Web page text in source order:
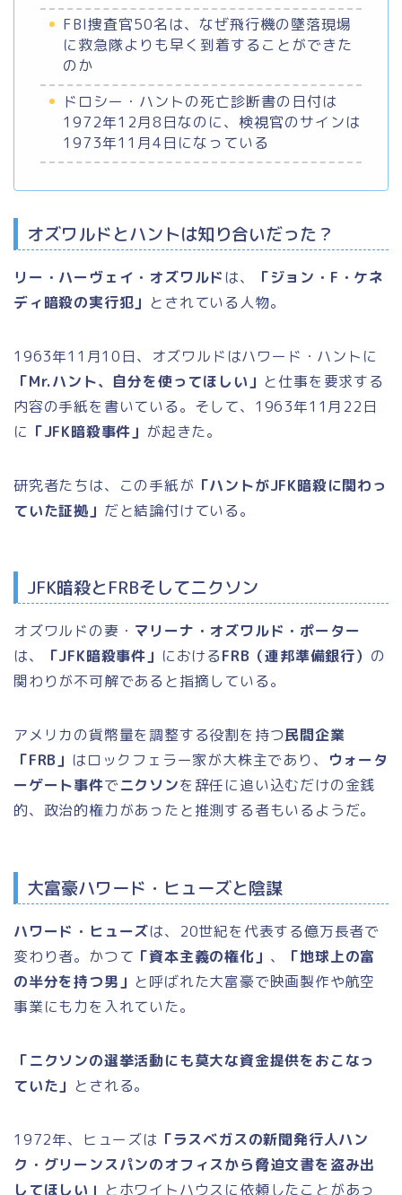
FBI捜査官50名は、なぜ飛行機の墜落現場
に救急隊よりも早く到着することができた
のか
ドロシー・ハントの死亡診断書の日付は
1972年12月8日なのに、検視官のサインは
1973年11月4日になっている
オズワルドとハントは知り合いだった？
リー・ハーヴェイ・オズワルドは、
「ジョン・F・ケネ
ディ暗殺の実行犯」 とされている人物。
1963年11月10日、オズワルドはハワード・ハントに
「Mr.ハント、自分を使ってほしい」 と仕事を要求する
内容の手紙を書いている。そして、1963年11月22日
に 「JFK暗殺事件」 が起きた。
研究者たちは、この手紙が 「ハントがJFK暗殺に関わっ
ていた証拠」 だと結論付けている。
JFK暗殺とFRBそしてニクソン
オズワルドの妻・ マリーナ・オズワルド・ポーター
は、
「JFK暗殺事件」 におけるFRB（連邦準備銀行） の
関わりが不可解であると指摘している。
アメリカの貨幣量を調整する役割を持つ民間企業
「FRB」 はロックフェラー家が大株主であり、
ウォータ
ーゲート事件でニクソンを辞任に追い込むだけの金銭
的、政治的権力があったと推測する者もいるようだ。
大富豪ハワード・ヒューズと陰謀
ハワード・ヒューズは、20世紀を代表する億万長者で
変わり者。かつて 「資本主義の権化」 、
「地球上の富
の半分を持つ男」 と呼ばれた大富豪で映画製作や航空
事業にも力を入れていた。
「ニクソンの選挙活動にも莫大な資金提供をおこなっ
ていた」 とされる。
1972年、ヒューズは 「ラスベガスの新聞発行人ハン
ク・グリーンスパンのオフィスから脅迫文書を盗み出
してほしい」 とホワイトハウスに依頼したことがあっ